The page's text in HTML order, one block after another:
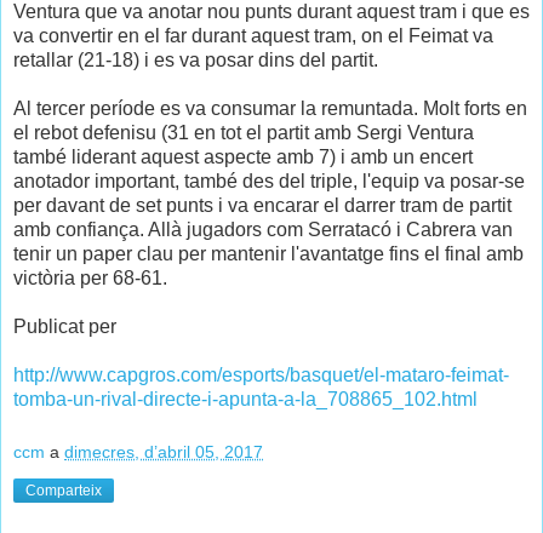
Ventura que va anotar nou punts durant aquest tram i que es
va convertir en el far durant aquest tram, on el Feimat va
retallar (21-18) i es va posar dins del partit.
Al tercer període es va consumar la remuntada. Molt forts en
el rebot defenisu (31 en tot el partit amb Sergi Ventura
també liderant aquest aspecte amb 7) i amb un encert
anotador important, també des del triple, l'equip va posar-se
per davant de set punts i va encarar el darrer tram de partit
amb confiança. Allà jugadors com Serratacó i Cabrera van
tenir un paper clau per mantenir l'avantatge fins el final amb
victòria per 68-61.
Publicat per
http://www.capgros.com/esports/basquet/el-mataro-feimat-
tomba-un-rival-directe-i-apunta-a-la_708865_102.html
ccm a dimecres, d’abril 05, 2017
Comparteix